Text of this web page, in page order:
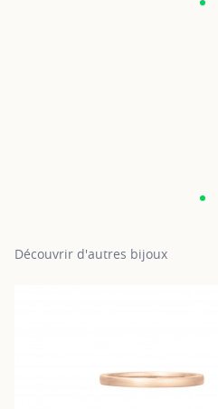
Découvrir d'autres bijoux